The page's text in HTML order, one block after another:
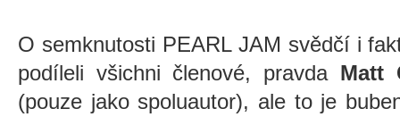
O semknutosti PEARL JAM svědčí i
podíleli všichni členové, pravda Matt
(pouze jako spoluautor), ale to je